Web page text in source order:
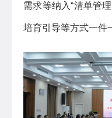
需求等纳入“清单管
培育引导等方式一件